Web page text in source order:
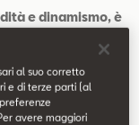
e dinamismo, è
a 137 km,
h in appena 3,9
h
al suo corretto
e di terze parti (al
avere maggiori